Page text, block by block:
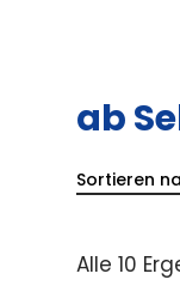
ab
Sortieren
Alle 10